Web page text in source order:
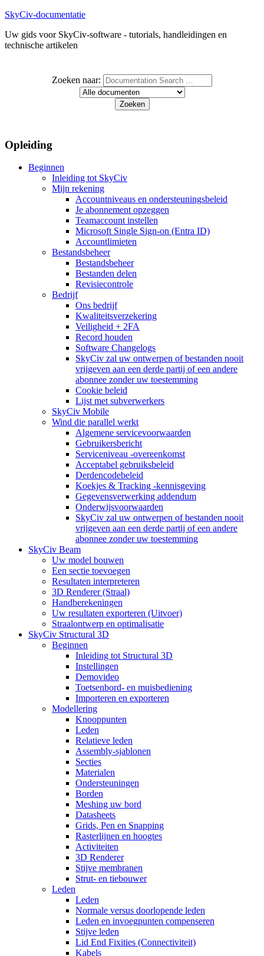
SkyCiv-documentatie
Uw gids voor SkyCiv-software - tutorials, handleidingen en
technische artikelen
Zoeken naar:
Opleiding
Beginnen
Inleiding tot SkyCiv
Mijn rekening
Accountniveaus en ondersteuningsbeleid
Je abonnement opzeggen
Teamaccount instellen
Microsoft Single Sign-on (Entra ID)
Accountlimieten
Bestandsbeheer
Bestandsbeheer
Bestanden delen
Revisiecontrole
Bedrijf
Ons bedrijf
Kwaliteitsverzekering
Veiligheid + 2FA
Record houden
Software Changelogs
SkyCiv zal uw ontwerpen of bestanden nooit
vrijgeven aan een derde partij of een andere
abonnee zonder uw toestemming
Cookie beleid
Lijst met subverwerkers
SkyCiv Mobile
Wind die parallel werkt
Algemene servicevoorwaarden
Gebruikersbericht
Serviceniveau -overeenkomst
Acceptabel gebruiksbeleid
Derdencodebeleid
Koekjes & Tracking -kennisgeving
Gegevensverwerking addendum
Onderwijsvoorwaarden
SkyCiv zal uw ontwerpen of bestanden nooit
vrijgeven aan een derde partij of een andere
abonnee zonder uw toestemming
SkyCiv Beam
Uw model bouwen
Een sectie toevoegen
Resultaten interpreteren
3D Renderer (Straal)
Handberekeningen
Uw resultaten exporteren (Uitvoer)
Straalontwerp en optimalisatie
SkyCiv Structural 3D
Beginnen
Inleiding tot Structural 3D
Instellingen
Demovideo
Toetsenbord- en muisbediening
Importeren en exporteren
Modellering
Knooppunten
Leden
Relatieve leden
Assembly-sjablonen
Secties
Materialen
Ondersteuningen
Borden
Meshing uw bord
Datasheets
Grids, Pen en Snapping
Rasterlijnen en hoogtes
Activiteiten
3D Renderer
Stijve membranen
Strut- en tiebouwer
Leden
Leden
Normale versus doorlopende leden
Leden en invoegpunten compenseren
Stijve leden
Lid End Fixities (Connectiviteit)
Kabels